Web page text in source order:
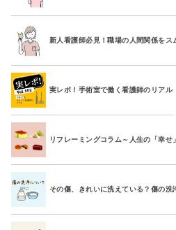
新人看護師必見！職場の人間関係を
実レポ！手術室で働く看護師のリアル
リフレーミングコラム～人生の「幸せ
その傷、きれいに洗えている？傷の洗